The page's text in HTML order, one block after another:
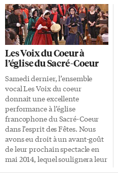
Les Voix du Coeur à
l’église du Sacré-Coeur
Samedi dernier, l’ensemble
vocal Les Voix du coeur
donnait une excellente
performance à l’église
francophone du Sacré-Coeur
dans l’esprit des Fêtes. Nous
avons eu droit à un avant-goût
de leur prochain spectacle en
mai 2014, lequel soulignera leur